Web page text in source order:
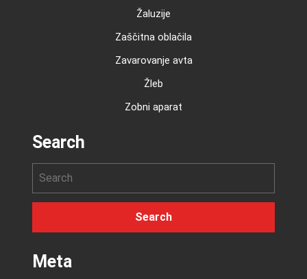
Žaluzije
Zaščitna oblačila
Zavarovanje avta
Žleb
Zobni aparat
Search
Meta